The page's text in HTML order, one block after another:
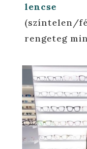
lencse
(színtelen/
rengeteg